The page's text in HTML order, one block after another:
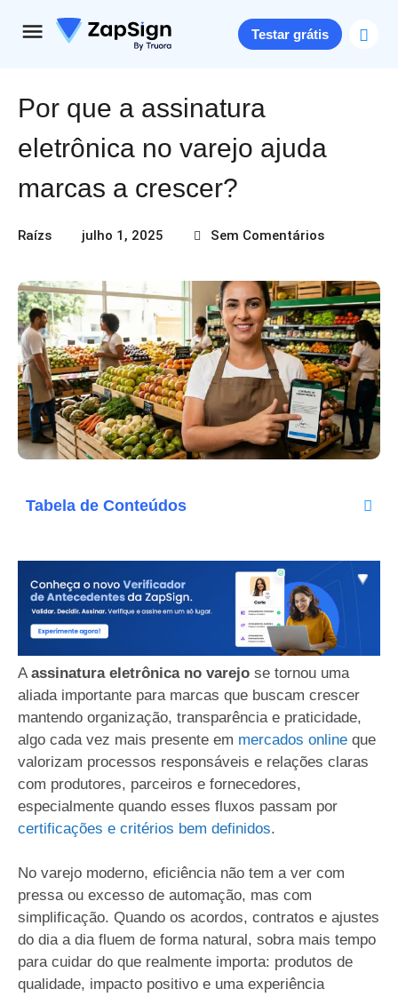
Testar grátis
Por que a assinatura
eletrônica no varejo ajuda
marcas a crescer?
Raízs julho 1, 2025 Sem Comentários
Tabela de Conteúdos
A assinatura eletrônica no varejo se tornou uma
aliada importante para marcas que buscam crescer
mantendo organização, transparência e praticidade,
algo cada vez mais presente em mercados online que
valorizam processos responsáveis e relações claras
com produtores, parceiros e fornecedores,
especialmente quando esses fluxos passam por
certificações e critérios bem definidos.
No varejo moderno, eficiência não tem a ver com
pressa ou excesso de automação, mas com
simplificação. Quando os acordos, contratos e ajustes
do dia a dia fluem de forma natural, sobra mais tempo
para cuidar do que realmente importa: produtos de
qualidade, impacto positivo e uma experiência